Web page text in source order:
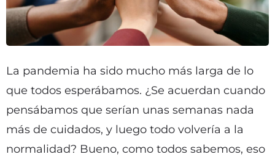
La pandemia ha sido mucho más larga de lo
que todos esperábamos. ¿Se acuerdan cuando
pensábamos que serían unas semanas nada
más de cuidados, y luego todo volvería a la
normalidad? Bueno, como todos sabemos, eso